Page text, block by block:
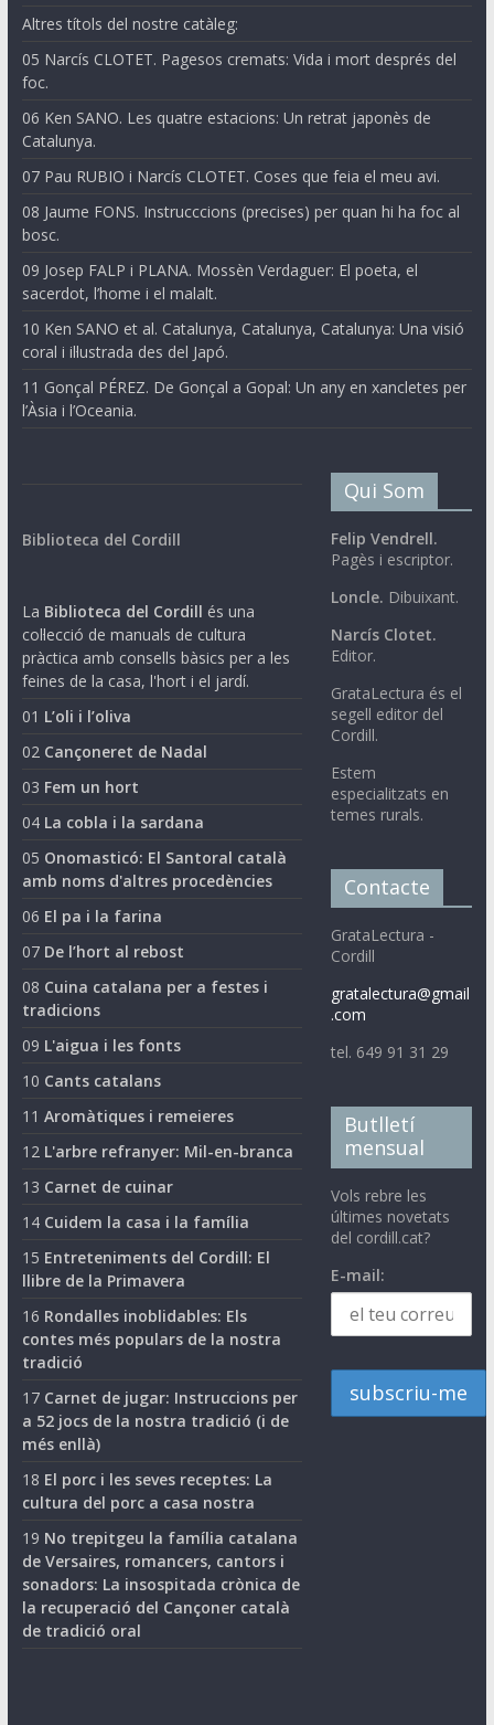
Altres títols del nostre catàleg:
05 Narcís CLOTET. Pagesos cremats: Vida i mort després del
foc.
06 Ken SANO. Les quatre estacions: Un retrat japonès de
Catalunya.
07 Pau RUBIO i Narcís CLOTET. Coses que feia el meu avi.
08 Jaume FONS. Instrucccions (precises) per quan hi ha foc al
bosc.
09 Josep FALP i PLANA. Mossèn Verdaguer: El poeta, el
sacerdot, l’home i el malalt.
10 Ken SANO et al. Catalunya, Catalunya, Catalunya: Una visió
coral i il·lustrada des del Japó.
11 Gonçal PÉREZ. De Gonçal a Gopal: Un any en xancletes per
l’Àsia i l’Oceania.
Biblioteca del Cordill
La Biblioteca del Cordill és una
col·lecció de manuals de cultura
pràctica amb consells bàsics per a les
feines de la casa, l'hort i el jardí.
01 L’oli i l’oliva
02 Cançoneret de Nadal
03 Fem un hort
04 La cobla i la sardana
05 Onomasticó: El Santoral català
amb noms d'altres procedències
06 El pa i la farina
07 De l’hort al rebost
08 Cuina catalana per a festes i
tradicions
09 L'aigua i les fonts
10 Cants catalans
11 Aromàtiques i remeieres
12 L'arbre refranyer: Mil-en-branca
13 Carnet de cuinar
14 Cuidem la casa i la família
15 Entreteniments del Cordill: El
llibre de la Primavera
16 Rondalles inoblidables: Els
contes més populars de la nostra
tradició
17 Carnet de jugar: Instruccions per
a 52 jocs de la nostra tradició (i de
més enllà)
18 El porc i les seves receptes: La
cultura del porc a casa nostra
19 No trepitgeu la família catalana
de Versaires, romancers, cantors i
sonadors: La insospitada crònica de
la recuperació del Cançoner català
de tradició oral
Qui Som
Felip Vendrell.
Pagès i escriptor.
Loncle. Dibuixant.
Narcís Clotet.
Editor.
GrataLectura és el
segell editor del
Cordill.
Estem
especialitzats en
temes rurals.
Contacte
GrataLectura -
Cordill
gratalectura@gmail
.com
tel. 649 91 31 29
Butlletí
mensual
Vols rebre les
últimes novetats
del cordill.cat?
E-mail: